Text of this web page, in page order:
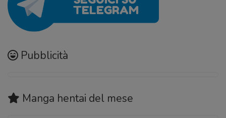
Pubblicità
Manga hentai del mese